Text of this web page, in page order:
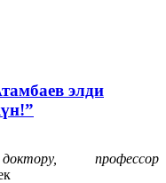
элди
профессор